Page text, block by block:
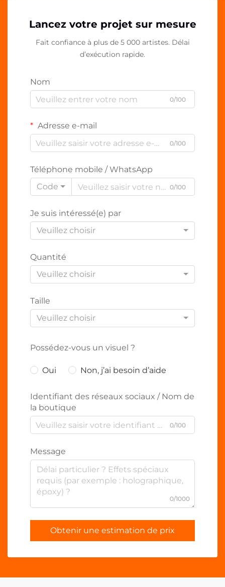
Lancez votre projet sur mesure
Fait confiance à plus de 5 000 artistes. Délai
d’exécution rapide.
Nom
0/100
Adresse e-mail
0/100
Téléphone mobile / WhatsApp
Code
0/100
Je suis intéressé(e) par
Veuillez choisir
Quantité
Veuillez choisir
Taille
Veuillez choisir
Possédez-vous un visuel ?
Oui Non, j’ai besoin d’aide
Identifiant des réseaux sociaux / Nom de
la boutique
0/100
Message
0/1000
Obtenir une estimation de prix